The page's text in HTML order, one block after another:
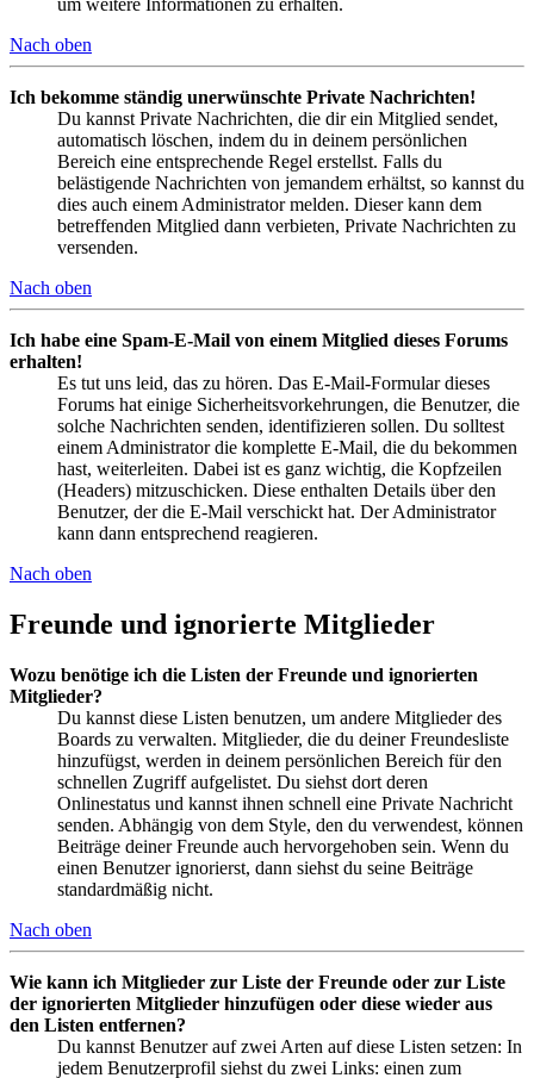
um weitere Informationen zu erhalten.
Nach oben
Ich bekomme ständig unerwünschte Private Nachrichten!
Du kannst Private Nachrichten, die dir ein Mitglied sendet,
automatisch löschen, indem du in deinem persönlichen
Bereich eine entsprechende Regel erstellst. Falls du
belästigende Nachrichten von jemandem erhältst, so kannst du
dies auch einem Administrator melden. Dieser kann dem
betreffenden Mitglied dann verbieten, Private Nachrichten zu
versenden.
Nach oben
Ich habe eine Spam-E-Mail von einem Mitglied dieses Forums
erhalten!
Es tut uns leid, das zu hören. Das E-Mail-Formular dieses
Forums hat einige Sicherheitsvorkehrungen, die Benutzer, die
solche Nachrichten senden, identifizieren sollen. Du solltest
einem Administrator die komplette E-Mail, die du bekommen
hast, weiterleiten. Dabei ist es ganz wichtig, die Kopfzeilen
(Headers) mitzuschicken. Diese enthalten Details über den
Benutzer, der die E-Mail verschickt hat. Der Administrator
kann dann entsprechend reagieren.
Nach oben
Freunde und ignorierte Mitglieder
Wozu benötige ich die Listen der Freunde und ignorierten
Mitglieder?
Du kannst diese Listen benutzen, um andere Mitglieder des
Boards zu verwalten. Mitglieder, die du deiner Freundesliste
hinzufügst, werden in deinem persönlichen Bereich für den
schnellen Zugriff aufgelistet. Du siehst dort deren
Onlinestatus und kannst ihnen schnell eine Private Nachricht
senden. Abhängig von dem Style, den du verwendest, können
Beiträge deiner Freunde auch hervorgehoben sein. Wenn du
einen Benutzer ignorierst, dann siehst du seine Beiträge
standardmäßig nicht.
Nach oben
Wie kann ich Mitglieder zur Liste der Freunde oder zur Liste
der ignorierten Mitglieder hinzufügen oder diese wieder aus
den Listen entfernen?
Du kannst Benutzer auf zwei Arten auf diese Listen setzen: In
jedem Benutzerprofil siehst du zwei Links: einen zum